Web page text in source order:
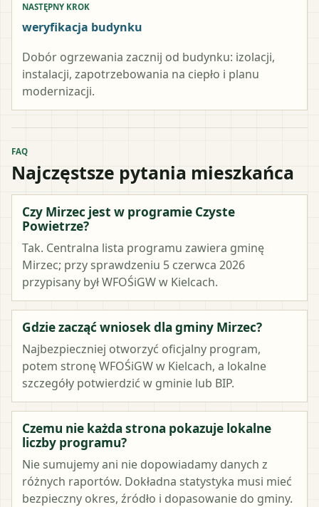
NASTĘPNY KROK
weryfikacja budynku
Dobór ogrzewania zacznij od budynku: izolacji,
instalacji, zapotrzebowania na ciepło i planu
modernizacji.
FAQ
Najczęstsze pytania mieszkańca
Czy Mirzec jest w programie Czyste
Powietrze?
Tak. Centralna lista programu zawiera gminę
Mirzec; przy sprawdzeniu 5 czerwca 2026
przypisany był WFOŚiGW w Kielcach.
Gdzie zacząć wniosek dla gminy Mirzec?
Najbezpieczniej otworzyć oficjalny program,
potem stronę WFOŚiGW w Kielcach, a lokalne
szczegóły potwierdzić w gminie lub BIP.
Czemu nie każda strona pokazuje lokalne
liczby programu?
Nie sumujemy ani nie dopowiadamy danych z
różnych raportów. Dokładna statystyka musi mieć
bezpieczny okres, źródło i dopasowanie do gminy.